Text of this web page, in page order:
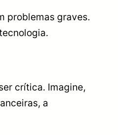
problemas graves.
crítica. Imagine,
a